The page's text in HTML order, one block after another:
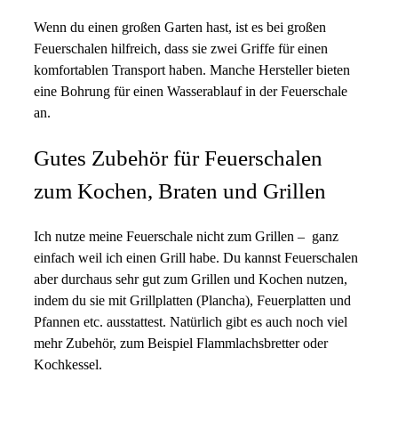
Wenn du einen großen Garten hast, ist es bei großen
Feuerschalen hilfreich, dass sie zwei Griffe für einen
komfortablen Transport haben. Manche Hersteller bieten
eine Bohrung für einen Wasserablauf in der Feuerschale
an.
Gutes Zubehör für Feuerschalen
zum Kochen, Braten und Grillen
Ich nutze meine Feuerschale nicht zum Grillen – ganz
einfach weil ich einen Grill habe. Du kannst Feuerschalen
aber durchaus sehr gut zum Grillen und Kochen nutzen,
indem du sie mit Grillplatten (Plancha), Feuerplatten und
Pfannen etc. ausstattest. Natürlich gibt es auch noch viel
mehr Zubehör, zum Beispiel Flammlachsbretter oder
Kochkessel.